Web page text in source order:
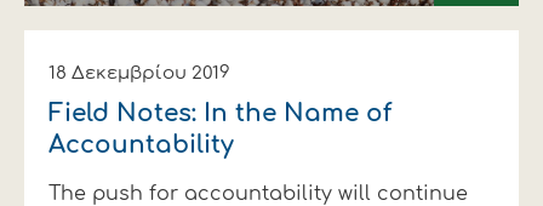
18 Δεκεμβρίου 2019
Field Notes: In the Name of
Accountability
The push for accountability will continue